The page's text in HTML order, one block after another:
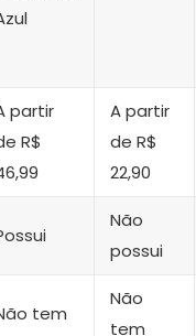
partir
R$
A partir
de R$
22,90
Não
possui
tem
Não
tem